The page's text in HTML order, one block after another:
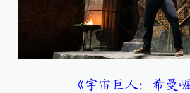
《宇宙巨人：希曼